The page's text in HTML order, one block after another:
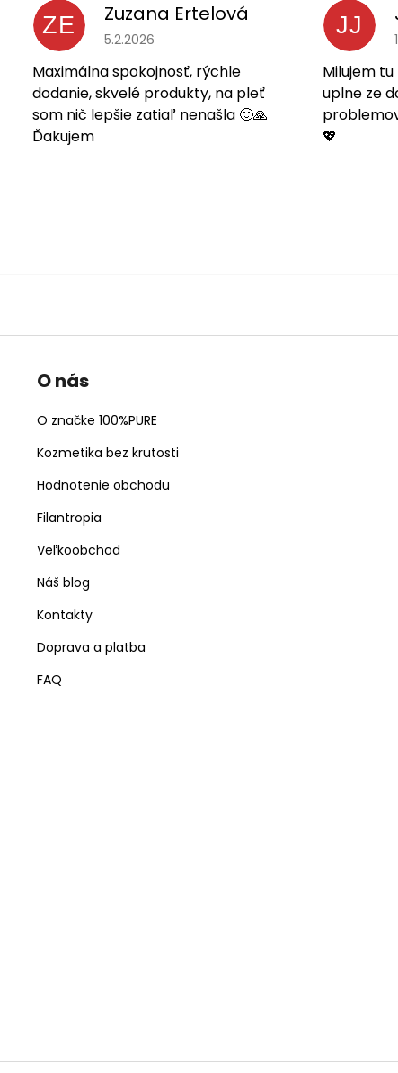
ZE Zuzana Ertelová
Hodnotenie obchodu je 5 z 5 hviezdičiek.
5.2.2026
Maximálna spokojnosť, rýchle
dodanie, skvelé produkty, na pleť
som nič lepšie zatiaľ nenašla 🙂🙏
Ďakujem
JJ
Milujem
uplne ze
💖
O nás
O značke 100%PURE
Kozmetika bez krutosti
Hodnotenie obchodu
Filantropia
Veľkoobchod
Náš blog
Kontakty
Doprava a platba
FAQ